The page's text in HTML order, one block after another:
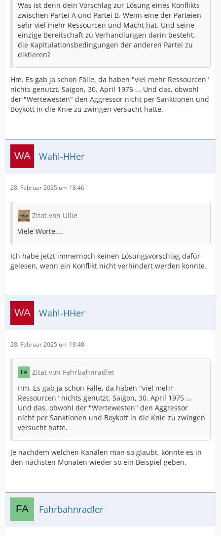
Was ist denn dein Vorschlag zur Lösung eines Konflikts
zwischen Partei A und Partei B. Wenn eine der Parteien
sehr viel mehr Ressourcen und Macht hat. Und seine
einzige Bereitschaft zu Verhandlungen darin besteht,
die Kapitulationsbedingungen der anderen Partei zu
diktieren?
Hm. Es gab ja schon Fälle, da haben "viel mehr Ressourcen"
nichts genutzt. Saigon, 30. April 1975 ... Und das, obwohl
der "Wertewesten" den Aggressor nicht per Sanktionen und
Boykott in die Knie zu zwingen versucht hatte.
Wahl-HHer
28. Februar 2025 um 18:46
Zitat von Ullie
Viele Worte....
Ich habe jetzt immernoch keinen Lösungsvorschlag dafür
gelesen, wenn ein Konflikt nicht verhindert werden konnte.
Wahl-HHer
28. Februar 2025 um 18:48
Zitat von Fahrbahnradler
Hm. Es gab ja schon Fälle, da haben "viel mehr
Ressourcen" nichts genutzt. Saigon, 30. April 1975 ...
Und das, obwohl der "Wertewesten" den Aggressor
nicht per Sanktionen und Boykott in die Knie zu zwingen
versucht hatte.
Je nachdem welchen Kanälen man so glaubt, könnte es in
den nächsten Monaten wieder so ein Beispiel geben.
Fahrbahnradler